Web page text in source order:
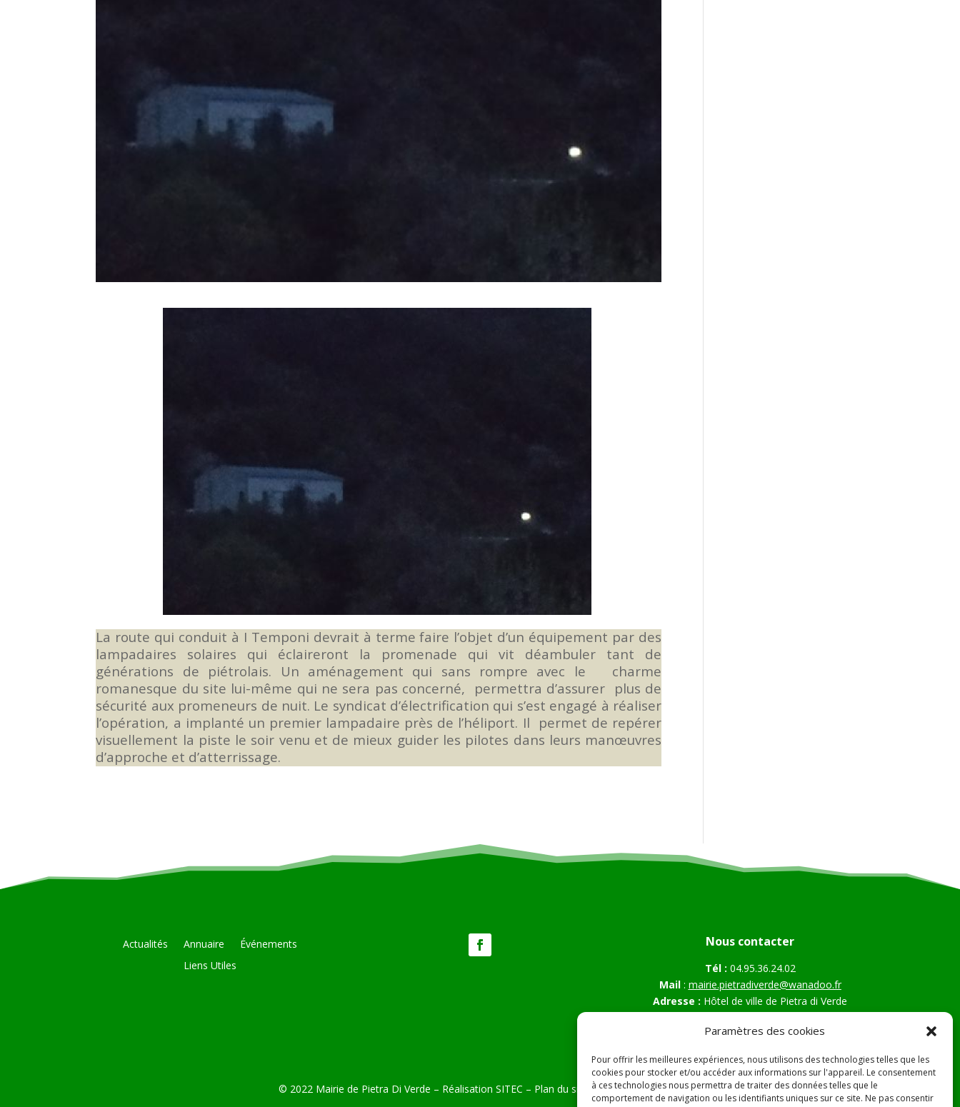
Paramètres des cookies
Pour offrir les meilleures expériences, nous utilisons des technologies telles que les
cookies pour stocker et/ou accéder aux informations sur l'appareil. Le consentement
à ces technologies nous permettra de traiter des données telles que le
comportement de navigation ou les identifiants uniques sur ce site. Ne pas consentir
La route qui conduit à I Temponi devrait à terme faire l’objet d’un équipement par des
lampadaires solaires qui éclaireront la promenade qui vit déambuler tant de
générations de piétrolais. Un aménagement qui sans rompre avec le charme
romanesque du site lui-même qui ne sera pas concerné, permettra d’assurer plus de
sécurité aux promeneurs de nuit. Le syndicat d’électrification qui s’est engagé à réaliser
l’opération, a implanté un premier lampadaire près de l’héliport. Il permet de repérer
visuellement la piste le soir venu et de mieux guider les pilotes dans leurs manœuvres
d’approche et d’atterrissage.
Actualités Annuaire
Événements
Liens Utiles
Nous contacter
Tél : 04.95.36.24.02
Mail: mairie.pietradiverde@wanadoo.fr
Adresse : Hôtel de ville de Pietra di Verde
20230 Pietra di Verde
© 2022 Mairie de Pietra Di Verde – Réalisation SITEC – Plan du site – Mentions Légales